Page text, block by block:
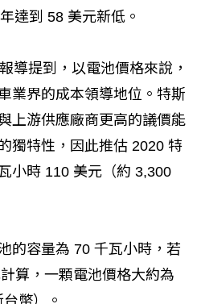
達到 58 美元新低。
導提到，以電池價格來說，
業界的成本領導地位。特斯
上游供應廠商更高的議價能
獨特性，因此推估 2020 特
小時 110 美元（約 3,300
的容量為 70 千瓦小時，若
算，一顆電池價格大約為
幣）。